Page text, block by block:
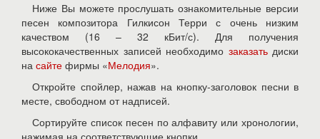
Ниже Вы можете прослушать ознакомительные версии
песен композитора Гилкисон Терри с очень низким
качеством (16 – 32 кБит/с). Для получения
высококачественных записей необходимо заказатьдиски
на сайте фирмы «Мелодия».
Откройте спойлер, нажав на кнопку-заголовок песни в
месте, свободном от надписей.
Сортируйте список песен по алфавиту или хронологии,
нажимая на соответствующие кнопки.